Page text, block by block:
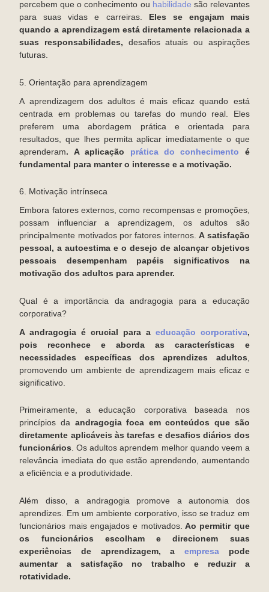
percebem que o conhecimento ou habilidade são relevantes
para suas vidas e carreiras. Eles se engajam mais
quando a aprendizagem está diretamente relacionada a
suas responsabilidades, desafios atuais ou aspirações
futuras.
5. Orientação para aprendizagem
A aprendizagem dos adultos é mais eficaz quando está
centrada em problemas ou tarefas do mundo real. Eles
preferem uma abordagem prática e orientada para
resultados, que lhes permita aplicar imediatamente o que
aprenderam. A aplicação prática do conhecimento é
fundamental para manter o interesse e a motivação.
6. Motivação intrínseca
Embora fatores externos, como recompensas e promoções,
possam influenciar a aprendizagem, os adultos são
principalmente motivados por fatores internos.A satisfação
pessoal, a autoestima e o desejo de alcançar objetivos
pessoais desempenham papéis significativos na
motivação dos adultos para aprender.
Qual é a importância da andragogia para a educação
corporativa?
A andragogia é crucial para a educação corporativa,
pois reconhece e aborda as características e
necessidades específicas dos aprendizes adultos
promovendo um ambiente de aprendizagem mais eficaz e
significativo.
Primeiramente, a educação corporativa baseada nos
princípios da andragogia foca em conteúdos que são
diretamente aplicáveis às tarefas e desafios diários dos
funcionários. Os adultos aprendem melhor quando veem a
relevância imediata do que estão aprendendo, aumentando
a eficiência e a produtividade.
Além disso, a andragogia promove a autonomia dos
aprendizes. Em um ambiente corporativo, isso se traduz em
funcionários mais engajados e motivados. Ao permitir que
os funcionários escolham e direcionem suas
experiências de aprendizagem, a empresapode
aumentar a satisfação no trabalho e reduzir a
rotatividade.